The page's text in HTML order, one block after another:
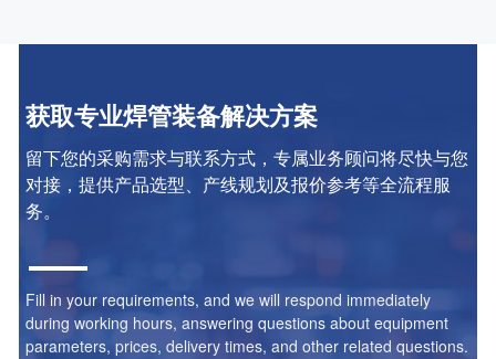
获取专业焊管装备解决方案
留下您的采购需求与联系方式，专属业务顾问将尽快与您
对接，提供产品选型、产线规划及报价参考等全流程服
务。
Fill in your requirements, and we will respond immediately
during working hours, answering questions about equipment
parameters, prices, delivery times, and other related questions.